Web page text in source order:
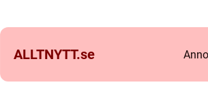
ALLTNYTT.se